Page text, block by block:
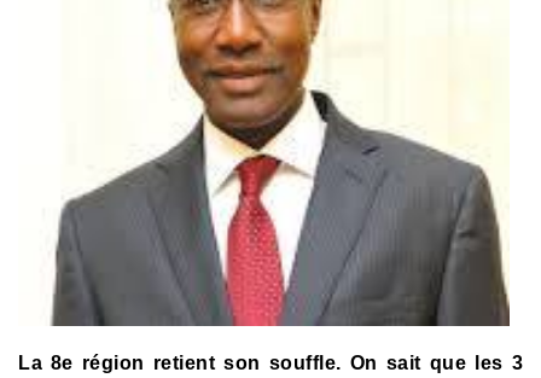
La 8e région retient son souffle. On sait que les 3